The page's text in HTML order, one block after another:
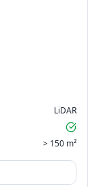
LiDAR
> 150 m²